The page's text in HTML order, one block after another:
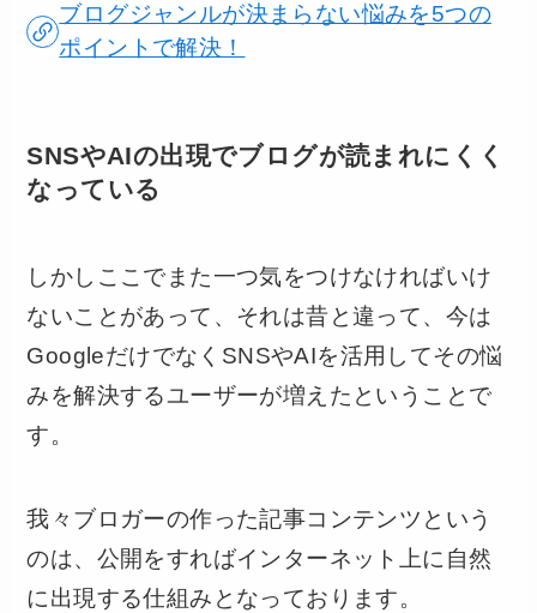
ブログジャンルが決まらない悩みを5つの
ポイントで解決！
SNSやAIの出現でブログが読まれにくく
なっている
しかしここでまた一つ気をつけなければいけ
ないことがあって、それは昔と違って、今は
GoogleだけでなくSNSやAIを活用してその悩
みを解決するユーザーが増えたということで
す。
我々ブロガーの作った記事コンテンツという
のは、公開をすればインターネット上に自然
に出現する仕組みとなっております。